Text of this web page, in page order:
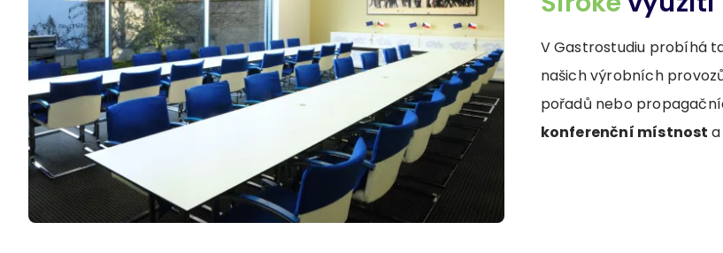
V Gastrostudiu probíhá
našich výrobních
pořadů nebo
konferenční místnost